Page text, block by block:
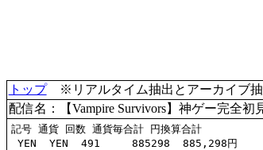
トップ※リアルタイム抽出とアーカイブ抽
配信名：【Vampire Survivors】神ゲー完全
記号 通貨 回数 通貨毎合計 円換算合計
YEN  YEN  491     885298  885,298円